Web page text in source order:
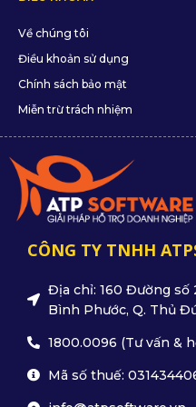
Về chúng tôi
Điều khoản sử dụng
Chính sách bảo mật
Miễn trừ trách nhiệm
CÔNG TY TNHH
Địa chỉ: 160 Đường số
Bình Phước, Q. Thủ
1800.0096 (Tư vấn &
Mã số thuế: